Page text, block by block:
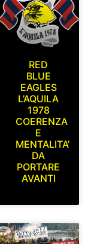
RED
BLUE
EAGLES
L’AQUILA
1978
COERENZA
E
MENTALITA’
DA
PORTARE
AVANTI